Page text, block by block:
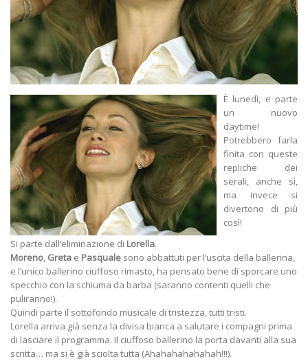
È lunedì, e parte
un nuovo
daytime!
Potrebbero farla
finita con queste
repliche dei
serali, anche sì,
ma invece si
divertono di più
così!
Si parte dall’eliminazione di Lorella.
Moreno, Greta e Pasquale sono abbattuti per l’uscita della ballerina,
e l’unico ballerino ciuffoso rimasto, ha pensato bene di sporcare uno
specchio con la schiuma da barba (saranno contenti quelli che
puliranno!).
Quindi parte il sottofondo musicale di tristezza, tutti tristi.
Lorella arriva già senza la divisa bianca a salutare i compagni prima
di lasciare il programma. Il ciuffoso ballerino la porta davanti alla sua
scritta… ma si è già sciolta tutta (Ahahahahahahah!!!).